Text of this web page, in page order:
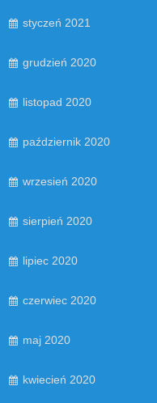
styczeń 2021
grudzień 2020
listopad 2020
październik 2020
wrzesień 2020
sierpień 2020
lipiec 2020
czerwiec 2020
maj 2020
kwiecień 2020